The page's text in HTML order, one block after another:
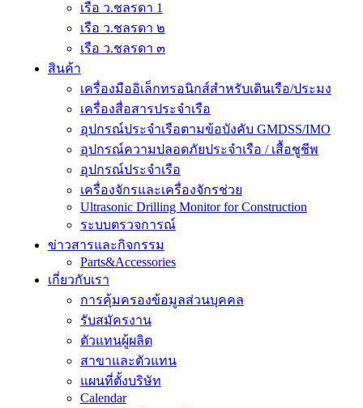
เรือ ว.ชลรดา 1
เรือ ว.ชลรดา ๒
เรือ ว.ชลรดา ๓
สินค้า
เครื่องมืออิเล็กทรอนิกส์สำหรับเดินเรือ/ประมง
เครื่องสื่อสารประจำเรือ
อุปกรณ์ประจำเรือตามข้อบังคับ GMDSS/IMO
อุปกรณ์ความปลอดภัยประจำเรือ / เสื้อชูชีพ
อุปกรณ์ประจำเรือ
เครื่องจักรและเครื่องจักรช่วย
Ultrasonic Drilling Monitor for Construction
ระบบตรวจการณ์
ข่าวสารและกิจกรรม
Parts&Accessories
เกี่ยวกับเรา
การคุ้มครองข้อมูลส่วนบุคคล
รับสมัครงาน
ตัวแทนผู้ผลิต
สาขาและตัวแทน
แผนที่ตั้งบริษัท
Calendar